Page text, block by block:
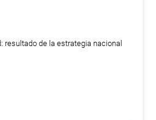
resultado de la estrategia nacional